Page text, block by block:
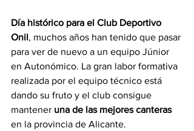
Día histórico para el Club Deportivo
Onil, muchos años han tenido que pasar
para ver de nuevo a un equipo Júnior
en Autonómico. La gran labor formativa
realizada por el equipo técnico está
dando su fruto y el club consigue
mantener una de las mejores canteras
en la provincia de Alicante.